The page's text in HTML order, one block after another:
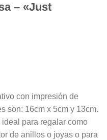
– «Just
con impresión de
son: 16cm x 5cm y 13cm.
ideal para regalar como
de anillos o joyas o para